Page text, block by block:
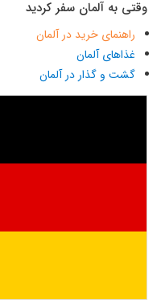
وقتی به آلمان سفر کردید
راهنمای خرید در آلمان
غذاهای آلمان
گشت و گذار در آلمان